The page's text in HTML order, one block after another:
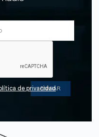
de privacidad